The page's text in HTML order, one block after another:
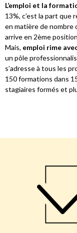
L’emploi et la
13%, c’est la part
en matière de nombre
arrive en 2ème
Mais, emploi rime
un pôle
s’adresse à tous les
150 formations dans
stagiaires formés et